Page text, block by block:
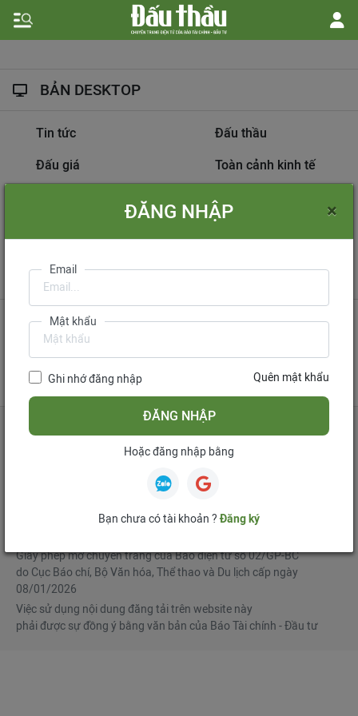
BẢN DESKTOP
Tin tức Đấu thầu
Đấu giá Toàn cảnh kinh tế
Dự án đầu tư
Information on
International Tendering
Gửi phản hồi
Liên hệ quảng cáo
Liên hệ đặt báo
tử
Mua bản tin điện tử
Đăng ký diễn đàn
Ngô Chí Tùng Lê Trọng Minh
Giấy phép mở chuyên trang của Báo điện tử số 02/GP-BC
do Cục Báo chí, Bộ Văn hóa, Thể thao và Du lịch cấp ngày
08/01/2026
Việc sử dụng nội dung đăng tải trên website này
phải được sự đồng ý bằng văn bản của Báo Tài chính - Đầu tư
ĐĂNG NHẬP ×
Email
Mật khẩu
Ghi nhớ đăng nhập Quên mật khẩu
ĐĂNG NHẬP
Hoặc đăng nhập bằng
Bạn chưa có tài khoản ?Đăng ký